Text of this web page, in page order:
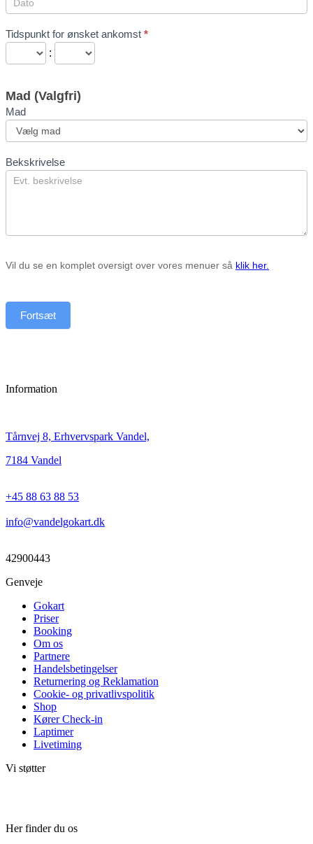
Tidspunkt for ønsket ankomst *
:
Mad (Valgfri)
Mad
Bekskrivelse
Vil du se en komplet oversigt over vores menuer så klik her.
Fortsæt
Information
Tårnvej 8, Erhvervspark Vandel,
7184 Vandel
+45 88 63 88 53
info@vandelgokart.dk
42900443
Genveje
Gokart
Priser
Booking
Om os
Partnere
Handelsbetingelser
Returnering og Reklamation
Cookie- og privatlivspolitik
Shop
Kører Check-in
Laptimer
Livetiming
Vi støtter
Her finder du os